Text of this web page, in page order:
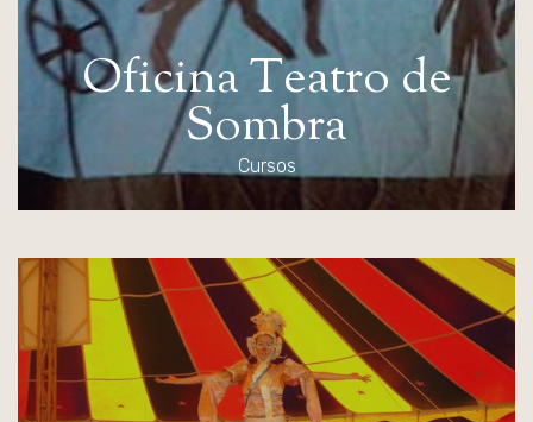
OficinaTeatro de
Sombra
Cursos